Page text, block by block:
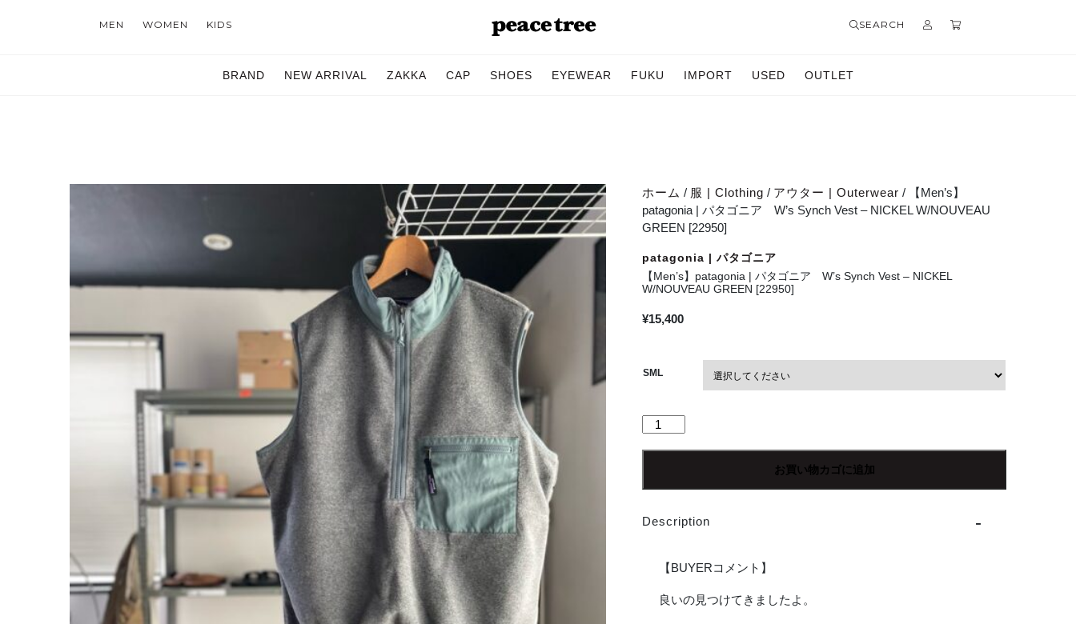
MEN WOMEN KIDS SEARCH
BRAND NEW ARRIVAL ZAKKA CAP SHOES EYEWEAR FUKU IMPORT USED OUTLET
ホーム / 服 | Clothing / アウター | Outerwear / 【Men’s】
patagonia | パタゴニア W’s Synch Vest – NICKEL W/NOUVEAU
GREEN [22950]
patagonia | パタゴニア
【Men’s】patagonia | パタゴニア W’s Synch Vest – NICKEL
W/NOUVEAU GREEN [22950]
¥15,400
SML
【Men's】
タ
ニ
Vest
お買い物カゴに追加
Description
【BUYERコメント】
良いの見つけてきましたよ。